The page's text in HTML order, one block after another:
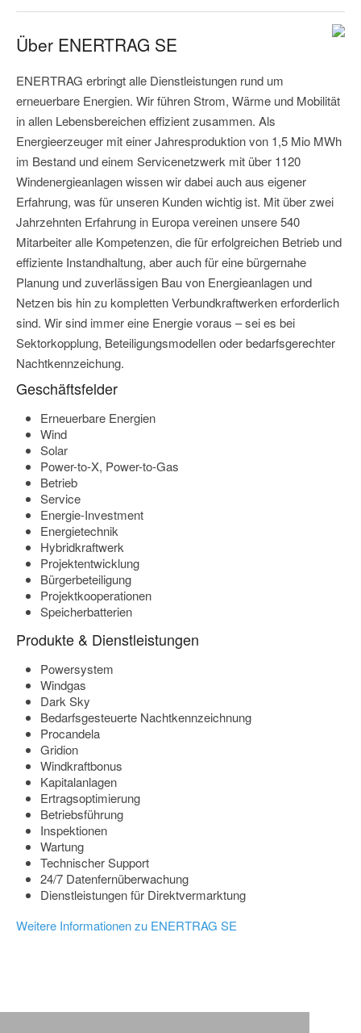
Über ENERTRAG SE
ENERTRAG erbringt alle Dienstleistungen rund um
erneuerbare Energien. Wir führen Strom, Wärme und Mobilität
in allen Lebensbereichen effizient zusammen. Als
Energieerzeuger mit einer Jahresproduktion von 1,5 Mio MWh
im Bestand und einem Servicenetzwerk mit über 1120
Windenergieanlagen wissen wir dabei auch aus eigener
Erfahrung, was für unseren Kunden wichtig ist. Mit über zwei
Jahrzehnten Erfahrung in Europa vereinen unsere 540
Mitarbeiter alle Kompetenzen, die für erfolgreichen Betrieb und
effiziente Instandhaltung, aber auch für eine bürgernahe
Planung und zuverlässigen Bau von Energieanlagen und
Netzen bis hin zu kompletten Verbundkraftwerken erforderlich
sind. Wir sind immer eine Energie voraus – sei es bei
Sektorkopplung, Beteiligungsmodellen oder bedarfsgerechter
Nachtkennzeichung.
Geschäftsfelder
Erneuerbare Energien
Wind
Solar
Power-to-X, Power-to-Gas
Betrieb
Service
Energie-Investment
Energietechnik
Hybridkraftwerk
Projektentwicklung
Bürgerbeteiligung
Projektkooperationen
Speicherbatterien
Produkte & Dienstleistungen
Powersystem
Windgas
Dark Sky
Bedarfsgesteuerte Nachtkennzeichnung
Procandela
Gridion
Windkraftbonus
Kapitalanlagen
Ertragsoptimierung
Betriebsführung
Inspektionen
Wartung
Technischer Support
24/7 Datenfernüberwachung
Dienstleistungen für Direktvermarktung
Weitere Informationen zu ENERTRAG SE